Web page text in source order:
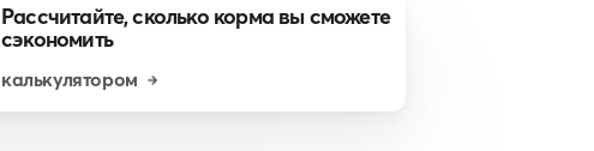
Рассчитайте, сколько корма вы сможете
сэкономить
калькулятором